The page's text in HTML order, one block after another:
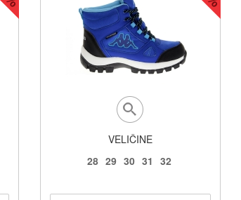
VELIČINE
28 29 30 31 32